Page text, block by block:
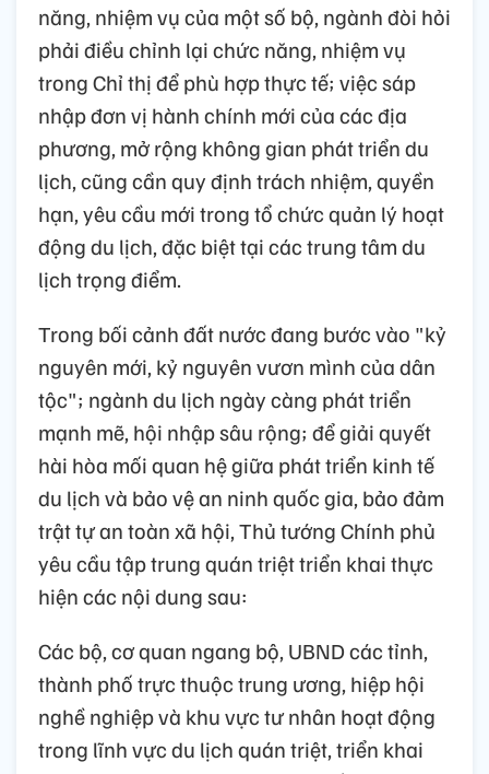
năng, nhiệm vụ của một số bộ, ngành đòi hỏi
phải điều chỉnh lại chức năng, nhiệm vụ
trong Chỉ thị để phù hợp thực tế; việc sáp
nhập đơn vị hành chính mới của các địa
phương, mở rộng không gian phát triển du
lịch, cũng cần quy định trách nhiệm, quyền
hạn, yêu cầu mới trong tổ chức quản lý hoạt
động du lịch, đặc biệt tại các trung tâm du
lịch trọng điểm.
Trong bối cảnh đất nước đang bước vào "kỷ
nguyên mới, kỷ nguyên vươn mình của dân
tộc"; ngành du lịch ngày càng phát triển
mạnh mẽ, hội nhập sâu rộng; để giải quyết
hài hòa mối quan hệ giữa phát triển kinh tế
du lịch và bảo vệ an ninh quốc gia, bảo đảm
trật tự an toàn xã hội, Thủ tướng Chính phủ
yêu cầu tập trung quán triệt triển khai thực
hiện các nội dung sau:
Các bộ, cơ quan ngang bộ, UBND các tỉnh,
thành phố trực thuộc trung ương, hiệp hội
nghề nghiệp và khu vực tư nhân hoạt động
trong lĩnh vực du lịch quán triệt, triển khai